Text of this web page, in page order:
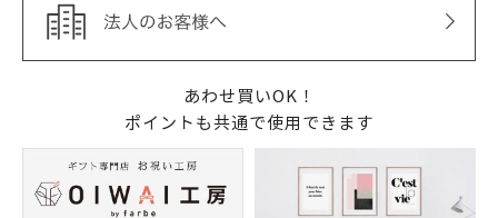
あわせ買いOK！
ポイントも共通で使用できます